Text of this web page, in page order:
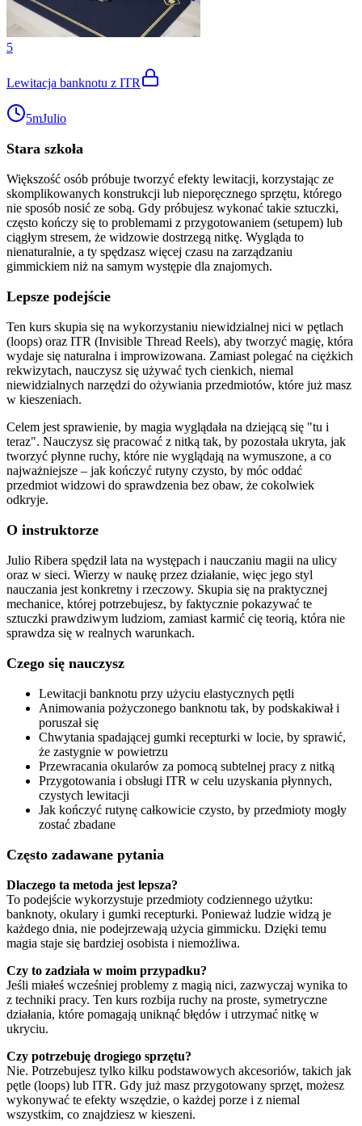
5
Lewitacja banknotu z ITR
5mJulio
Stara szkoła
Większość osób próbuje tworzyć efekty lewitacji, korzystając ze
skomplikowanych konstrukcji lub nieporęcznego sprzętu, którego
nie sposób nosić ze sobą. Gdy próbujesz wykonać takie sztuczki,
często kończy się to problemami z przygotowaniem (setupem) lub
ciągłym stresem, że widzowie dostrzegą nitkę. Wygląda to
nienaturalnie, a ty spędzasz więcej czasu na zarządzaniu
gimmickiem niż na samym występie dla znajomych.
Lepsze podejście
Ten kurs skupia się na wykorzystaniu niewidzialnej nici w pętlach
(loops) oraz ITR (Invisible Thread Reels), aby tworzyć magię, która
wydaje się naturalna i improwizowana. Zamiast polegać na ciężkich
rekwizytach, nauczysz się używać tych cienkich, niemal
niewidzialnych narzędzi do ożywiania przedmiotów, które już masz
w kieszeniach.
Celem jest sprawienie, by magia wyglądała na dziejącą się "tu i
teraz". Nauczysz się pracować z nitką tak, by pozostała ukryta, jak
tworzyć płynne ruchy, które nie wyglądają na wymuszone, a co
najważniejsze – jak kończyć rutyny czysto, by móc oddać
przedmiot widzowi do sprawdzenia bez obaw, że cokolwiek
odkryje.
O instruktorze
Julio Ribera spędził lata na występach i nauczaniu magii na ulicy
oraz w sieci. Wierzy w naukę przez działanie, więc jego styl
nauczania jest konkretny i rzeczowy. Skupia się na praktycznej
mechanice, której potrzebujesz, by faktycznie pokazywać te
sztuczki prawdziwym ludziom, zamiast karmić cię teorią, która nie
sprawdza się w realnych warunkach.
Czego się nauczysz
Lewitacji banknotu przy użyciu elastycznych pętli
Animowania pożyczonego banknotu tak, by podskakiwał i
poruszał się
Chwytania spadającej gumki recepturki w locie, by sprawić,
że zastygnie w powietrzu
Przewracania okularów za pomocą subtelnej pracy z nitką
Przygotowania i obsługi ITR w celu uzyskania płynnych,
czystych lewitacji
Jak kończyć rutynę całkowicie czysto, by przedmioty mogły
zostać zbadane
Często zadawane pytania
Dlaczego ta metoda jest lepsza?
To podejście wykorzystuje przedmioty codziennego użytku:
banknoty, okulary i gumki recepturki. Ponieważ ludzie widzą je
każdego dnia, nie podejrzewają użycia gimmicku. Dzięki temu
magia staje się bardziej osobista i niemożliwa.
Czy to zadziała w moim przypadku?
Jeśli miałeś wcześniej problemy z magią nici, zazwyczaj wynika to
z techniki pracy. Ten kurs rozbija ruchy na proste, symetryczne
działania, które pomagają uniknąć błędów i utrzymać nitkę w
ukryciu.
Czy potrzebuję drogiego sprzętu?
Nie. Potrzebujesz tylko kilku podstawowych akcesoriów, takich jak
pętle (loops) lub ITR. Gdy już masz przygotowany sprzęt, możesz
wykonywać te efekty wszędzie, o każdej porze i z niemal
wszystkim, co znajdziesz w kieszeni.